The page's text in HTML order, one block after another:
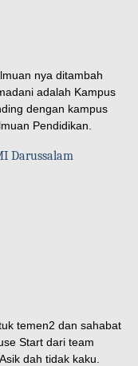
nya ditambah
adalah Kampus
dengan kampus
Pendidikan.
Darussalam
temen2 dan sahabat
Start dari team
dah tidak kaku.